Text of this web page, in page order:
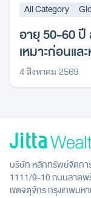
All Category
อายุ 50-60 ปี
เหมาะก่อนแล
4 สิงหาคม 2569
บริษัท หลักทรัพย์จัดกา
1111/9-10 ถนนลาดพ
เขตจตุจักร กรุงเทพมห